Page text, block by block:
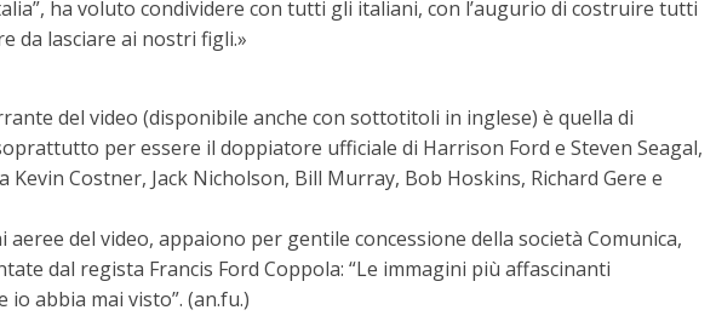
ha voluto condividere con tutti gli italiani, con l’augurio di costruire tutti
da lasciare ai nostri figli.»
del video (disponibile anche con sottotitoli in inglese) è quella di
per essere il doppiatore ufficiale di Harrison Ford e Steven Seagal,
Kevin Costner, Jack Nicholson, Bill Murray, Bob Hoskins, Richard Gere e
del video, appaiono per gentile concessione della società Comunica,
dal regista Francis Ford Coppola: “Le immagini più affascinanti
io abbia mai visto”. (an.fu.)